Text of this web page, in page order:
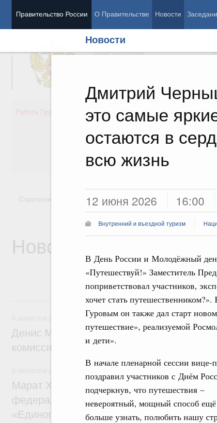
Правительство России О Правительстве Новости
Новости
Дмитрий
это самые
остаются в
всю жизнь
12 июня 2026 16:00
Внутренний и въездной туризм
В День России и Молодёжный
«Путешествуй!» Заместитель
поприветствовал участников,
хочет стать
Гуровым он также дал старт
путешествие», реализуемой
и дети».
В начале пленарной сессии вице-
поздравил участников с Днём
подчеркнув, что путешествия –
невероятный, мощный способ ещё
больше узнать, полюбить нашу
Председатель Правительства
Вице-премьеры
Работа Правительства
Демография
Здоровье
Культура
Государство
Стратегии Государственные программы
Новости
6 августа, четверг
Общие вопросы промышленной политики
Денис Мантуров провёл заседание
комиссии по промышленности
Регулирование в сфере строительства
Марат Хуснуллин: Более 130
федерального значения построено под
«Единого заказчика»